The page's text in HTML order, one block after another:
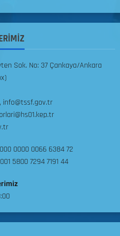
Sok. No: 37 Çankaya/Ankara
info@tssf.gov.tr
0000 0066 6384 72
5800 7294 7191 44